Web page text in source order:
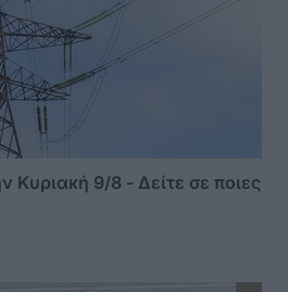
Κυριακή 9/8 - Δείτε σε ποιες